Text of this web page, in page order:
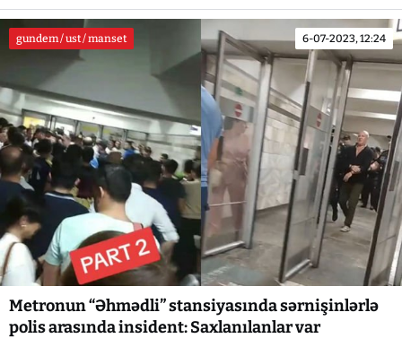
gundem / ust / manset 6-07-2023, 12:24
Metronun “Əhmədli” stansiyasında sərnişinlərlə
polis arasında insident: Saxlanılanlar var